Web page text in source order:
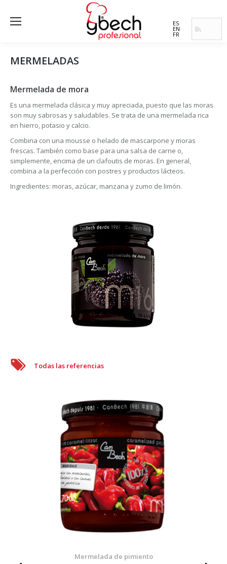
ES
EN
FR
MERMELADAS
Mermelada de mora
Es una mermelada clásica y muy apreciada, puesto que las moras
son muy sabrosas y saludables. Se trata de una mermelada rica
en hierro, potasio y calcio.
Combina con una mousse o helado de mascarpone y moras
frescas. También como base para una salsa de carne o,
simplemente, encima de un clafoutis de moras. En general,
combina a la perfección con postres y productos lácteos.
Ingredientes: moras, azúcar, manzana y zumo de limón.
Todas las referencias
Mermelada de pimiento